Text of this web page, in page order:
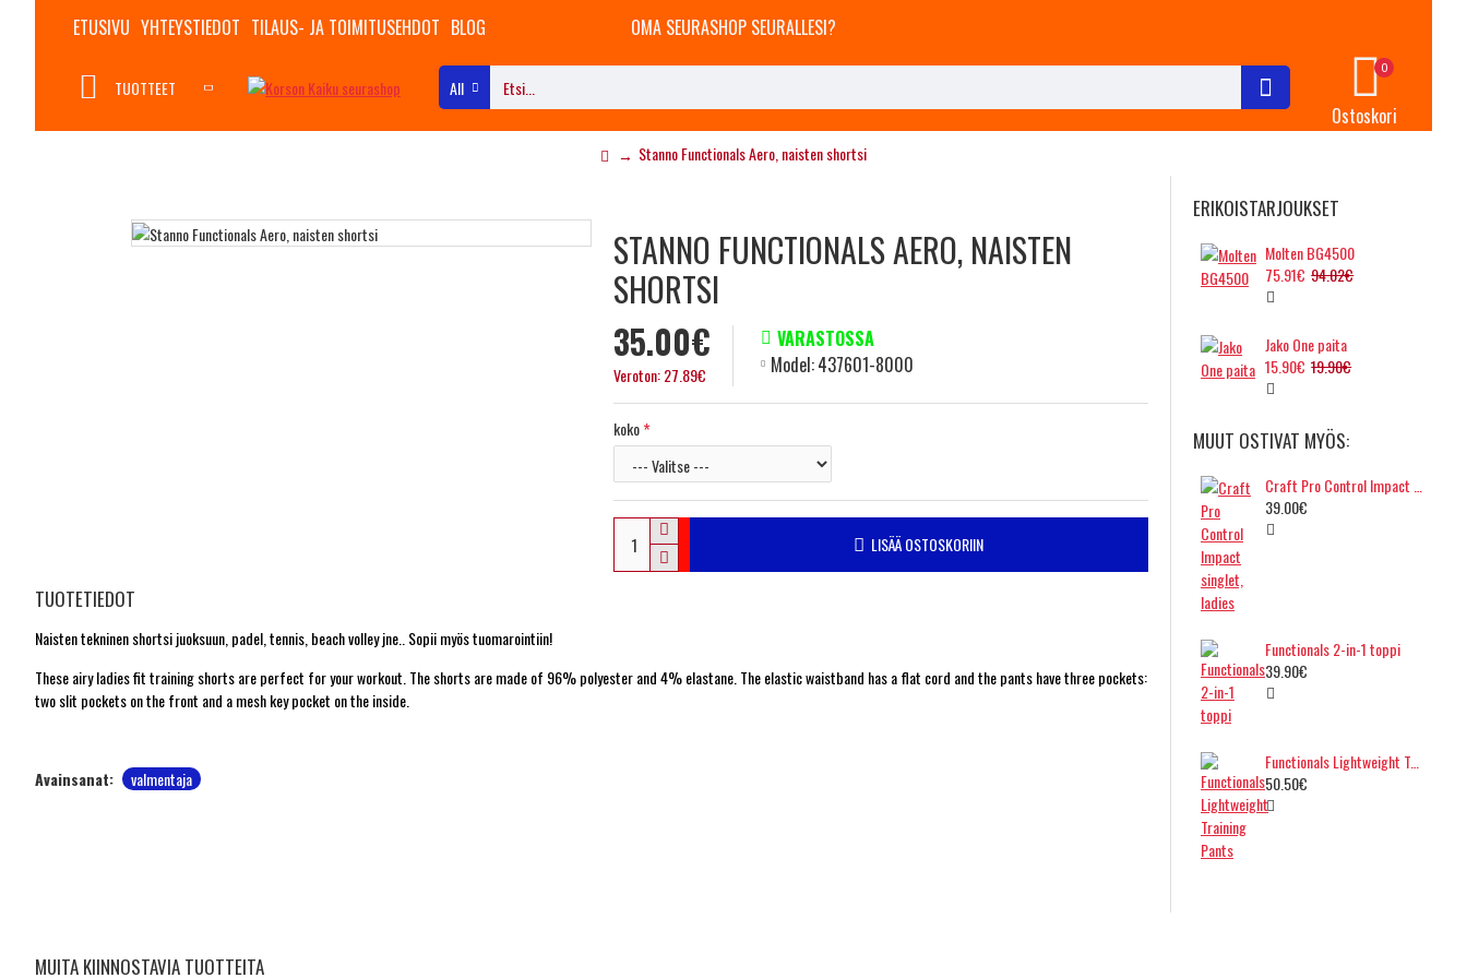
ETUSIVU YHTEYSTIEDOT TILAUS- JA TOIMITUSEHDOT BLOG OMA SEURASHOP SEURALLESI?
TUOTTEET All
Ostoskori
0
Stanno Functionals Aero, naisten shortsi
STANNO FUNCTIONALS AERO, NAISTEN
SHORTSI
35.00€
Veroton: 27.89€
VARASTOSSA
Model:437601-8000
koko
LISÄÄ OSTOSKORIIN
TUOTETIEDOT
Naisten tekninen shortsi juoksuun, padel, tennis, beach volley jne.. Sopii myös tuomarointiin!
These airy ladies fit training shorts are perfect for your workout. The shorts are made of 96% polyester and 4% elastane. The elastic waistband has a flat cord and the pants have three pockets:
two slit pockets on the front and a mesh key pocket on the inside.
Avainsanat: valmentaja
ERIKOISTARJOUKSET
Molten BG4500
75.91€ 94.02€
Jako One paita
15.90€ 19.90€
MUUT OSTIVAT MYÖS:
39.00€
Functionals 2-in-1 toppi
39.90€
50.50€
MUITA KIINNOSTAVIA TUOTTEITA